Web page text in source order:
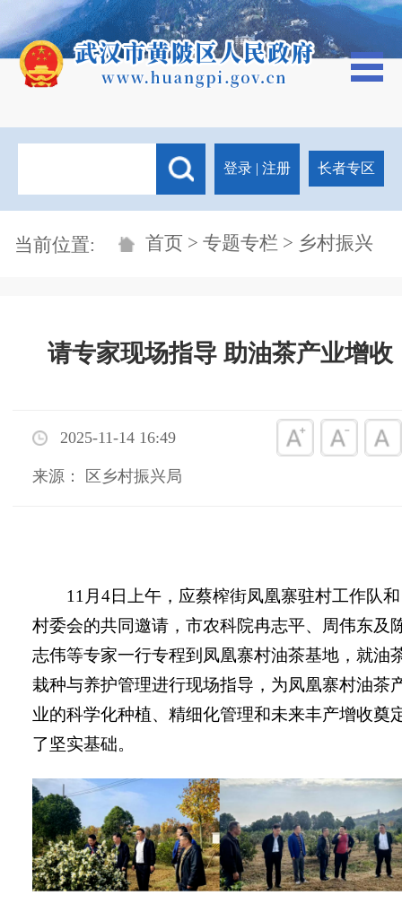
登录 | 注册 长者专区
当前位置: 首页 > 专题专栏 > 乡村振兴
请专家现场指导 助油茶产业增收
2025-11-14 16:49
来源： 区乡村振兴局
11月4日上午，应蔡榨街凤凰寨驻村工作队和
村委会的共同邀请，市农科院冉志平、周伟东及
志伟等专家一行专程到凤凰寨村油茶基地，就油
栽种与养护管理进行现场指导，为凤凰寨村油茶
业的科学化种植、精细化管理和未来丰产增收奠
了坚实基础。